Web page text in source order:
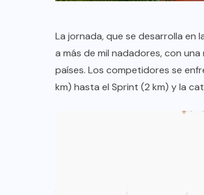
La jornada, que se desarrolla en
a más de mil nadadores, con
países. Los competidores se
km) hasta el Sprint (2 km) y la